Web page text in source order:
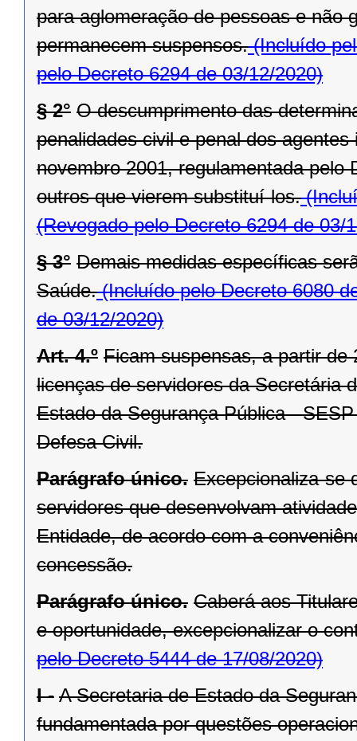
para aglomeração de pessoas e não
permanecem suspensos.(Incluído
pelo Decreto 6294 de 03/12/2020)
§ 2° O descumprimento das
penalidades civil e penal dos
novembro 2001, regulamentada pelo
outros que vierem substituí-los.
(Revogado pelo Decreto 6294 de 03/
§ 3° Demais medidas específicas
Saúde.(Incluído pelo Decreto 6080
de 03/12/2020)
Art. 4.º Ficam suspensas, a partir de
licenças de servidores da Secretária
Estado da Segurança Pública -
Defesa Civil.
Parágrafo único. Excepcionaliza-se
servidores que desenvolvam
Entidade, de acordo com a
concessão.
Parágrafo único. Caberá aos
e oportunidade, excepcionalizar o
pelo Decreto 5444 de 17/08/2020)
I - A Secretaria de Estado da
fundamentada por questões